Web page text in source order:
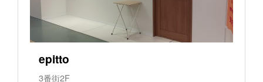
epitto
3番街2F